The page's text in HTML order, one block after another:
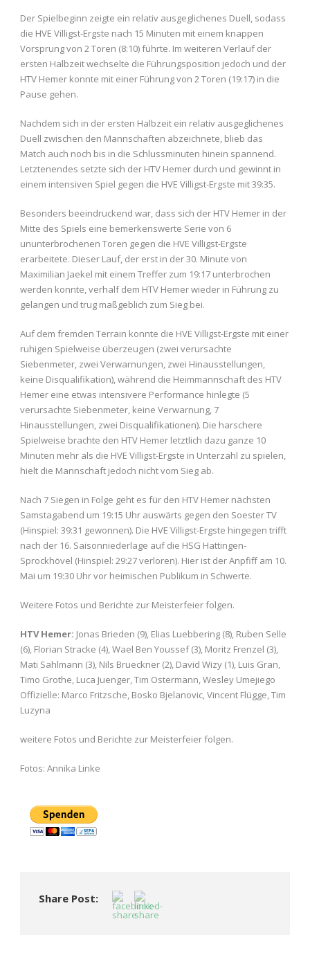
Der Spielbeginn zeigte ein relativ ausgeglichenes Duell, sodass
die HVE Villigst-Ergste nach 15 Minuten mit einem knappen
Vorsprung von 2 Toren (8:10) führte. Im weiteren Verlauf der
ersten Halbzeit wechselte die Führungsposition jedoch und der
HTV Hemer konnte mit einer Führung von 2 Toren (19:17) in die
Pause gehen.
Nachdem sich in der ersten Halbzeit ein relativ ausgeglichenes
Duell zwischen den Mannschaften abzeichnete, blieb das
Match auch noch bis in die Schlussminuten hinein spannend.
Letztenendes setzte sich der HTV Hemer durch und gewinnt in
einem intensiven Spiel gegen die HVE Villigst-Ergste mit 39:35.
Besonders beeindruckend war, dass sich der HTV Hemer in der
Mitte des Spiels eine bemerkenswerte Serie von 6
ununterbrochenen Toren gegen die HVE Villigst-Ergste
erarbeitete. Dieser Lauf, der erst in der 30. Minute von
Maximilian Jaekel mit einem Treffer zum 19:17 unterbrochen
werden konnte, verhalf dem HTV Hemer wieder in Führung zu
gelangen und trug maßgeblich zum Sieg bei.
Auf dem fremden Terrain konnte die HVE Villigst-Ergste mit einer
ruhigen Spielweise überzeugen (zwei verursachte
Siebenmeter, zwei Verwarnungen, zwei Hinausstellungen,
keine Disqualifikation), während die Heimmannschaft des HTV
Hemer eine etwas intensivere Performance hinlegte (5
verursachte Siebenmeter, keine Verwarnung, 7
Hinausstellungen, zwei Disqualifikationen). Die harschere
Spielweise brachte den HTV Hemer letztlich dazu ganze 10
Minuten mehr als die HVE Villigst-Ergste in Unterzahl zu spielen,
hielt die Mannschaft jedoch nicht vom Sieg ab.
Nach 7 Siegen in Folge geht es für den HTV Hemer nächsten
Samstagabend um 19:15 Uhr auswärts gegen den Soester TV
(Hinspiel: 39:31 gewonnen). Die HVE Villigst-Ergste hingegen trifft
nach der 16. Saisonniederlage auf die HSG Hattingen-
Sprockhövel (Hinspiel: 29:27 verloren). Hier ist der Anpfiff am 10.
Mai um 19:30 Uhr vor heimischen Publikum in Schwerte.
Weitere Fotos und Berichte zur Meisterfeier folgen.
HTV Hemer: Jonas Brieden (9), Elias Luebbering (8), Ruben Selle
(6), Florian Stracke (4), Wael Ben Youssef (3), Moritz Frenzel (3),
Mati Sahlmann (3), Nils Brueckner (2), David Wizy (1), Luis Gran,
Timo Grothe, Luca Juenger, Tim Ostermann, Wesley Umejiego
Offizielle: Marco Fritzsche, Bosko Bjelanovic, Vincent Flügge, Tim
Luzyna
weitere Fotos und Berichte zur Meisterfeier folgen.
Fotos: Annika Linke
Share Post: